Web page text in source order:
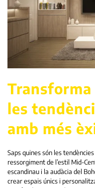
les
amb més
Saps quines són les
ressorgiment de l’estil Mid-
escandinau i la audàcia del
crear espais únics i